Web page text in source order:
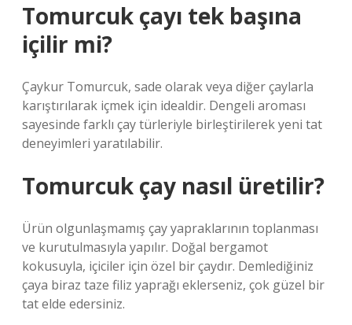
Tomurcuk çayı tek başına
içilir mi?
Çaykur Tomurcuk, sade olarak veya diğer çaylarla
karıştırılarak içmek için idealdir. Dengeli aroması
sayesinde farklı çay türleriyle birleştirilerek yeni tat
deneyimleri yaratılabilir.
Tomurcuk çay nasıl üretilir?
Ürün olgunlaşmamış çay yapraklarının toplanması
ve kurutulmasıyla yapılır. Doğal bergamot
kokusuyla, içiciler için özel bir çaydır. Demlediğiniz
çaya biraz taze filiz yaprağı eklerseniz, çok güzel bir
tat elde edersiniz.